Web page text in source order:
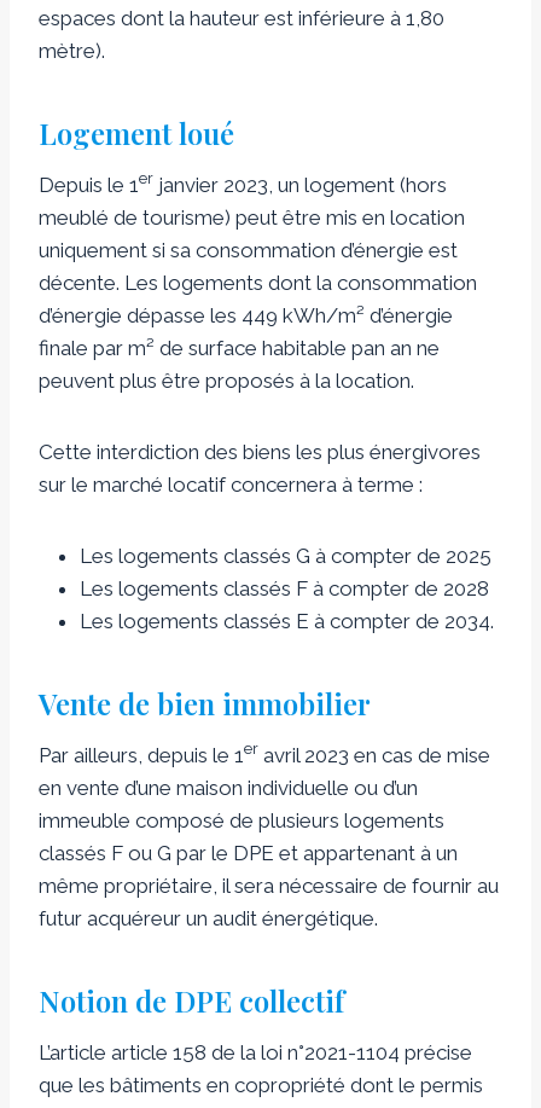
espaces dont la hauteur est inférieure à 1,80
mètre).
Logement loué
Depuis le 1 er janvier 2023, un logement (hors
meublé de tourisme) peut être mis en location
uniquement si sa consommation d’énergie est
décente. Les logements dont la consommation
d’énergie dépasse les 449 kWh/m² d’énergie
finale par m² de surface habitable pan an ne
peuvent plus être proposés à la location.
Cette interdiction des biens les plus énergivores
sur le marché locatif concernera à terme :
Les logements classés G à compter de 2025
Les logements classés F à compter de 2028
Les logements classés E à compter de 2034.
Vente de bien immobilier
Par ailleurs, depuis le 1 er avril 2023 en cas de mise
en vente d’une maison individuelle ou d’un
immeuble composé de plusieurs logements
classés F ou G par le DPE et appartenant à un
même propriétaire, il sera nécessaire de fournir au
futur acquéreur un audit énergétique.
Notion de DPE collectif
L’article article 158 de la loi n°2021-1104 précise
que les bâtiments en copropriété dont le permis